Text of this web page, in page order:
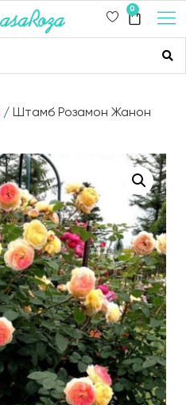
0
/ Штамб Розамон Жанон